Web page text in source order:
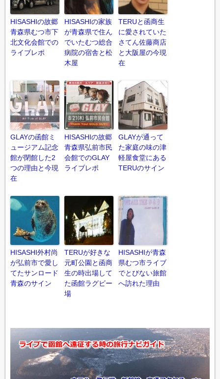
HISASHIの故郷
青森県むつ市下
北文化会館での
ライブレポ
HISASHIの家族
が青森県で住ん
でいたむつ総合
病院の宿舎と松
木屋
TERUと函商生
に愛されていた
さてん佐藤商店
と大阪屋の今現
在
GLAYの函館ミ
ュージアム記念
館が閉館した2
つの理由と今現
在
HISASHIの故郷
青森県弘前市民
会館でのGLAY
ライブレポ
GLAYが通って
た家庭の味の津
軽屋食堂にある
TERUのサイン
HISASHI外村尚
が弘前市で愛し
てたサンロード
青森のサイン
TERUが好きな
元町公園と函商
生の時出場して
た函館ラグビー
場
HISASHIが青森
県むつ市ライブ
でとびない旅館
へ訪れた理由